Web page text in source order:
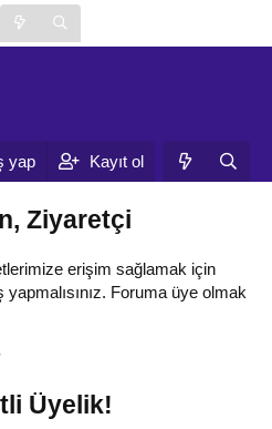
yap Kayıt ol
Ziyaretçi
erişim sağlamak için
Foruma üye olmak
Üyelik!